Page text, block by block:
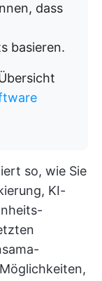
dass
basieren.
so, wie Sie
KI-